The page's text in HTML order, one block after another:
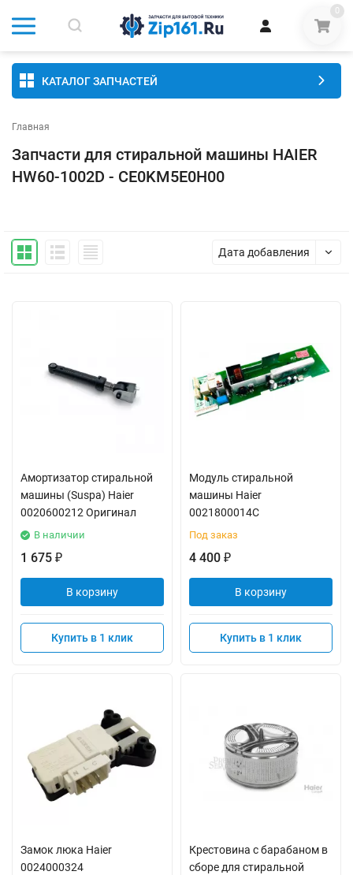
0
КАТАЛОГ ЗАПЧАСТЕЙ
Главная
Запчасти для стиральной машины HAIER
HW60-1002D - CE0KM5E0H00
Дата добавления
Амортизатор стиральной
машины (Suspa) Haier
0020600212 Оригинал
В наличии
1 675 ₽
В корзину
Купить в 1 клик
Модуль стиральной
машины Haier
0021800014C
Под заказ
4 400 ₽
В корзину
Купить в 1 клик
Замок люка Haier
0024000324
Крестовина с барабаном в
сборе для стиральной